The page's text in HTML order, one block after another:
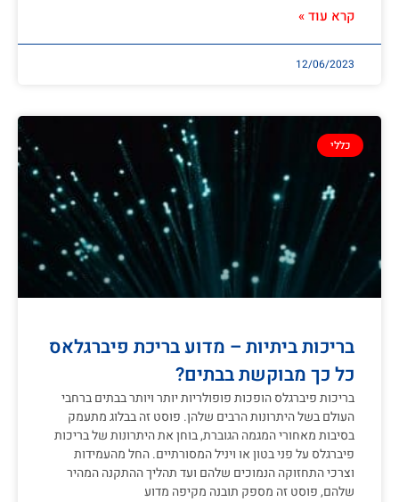
קרא עוד »
12/06/2023
כללי
בריכות ביתיות – מדוע בריכת פיברגלאס
כל כך מבוקשת בבתים?
בריכות פיברגלס הופכות פופולריות יותר ויותר בבתים ברחבי
העולם בשל היתרונות הרבים שלהן. פוסט זה בבלוג מתעמק
בסיבות מאחורי המגמה הגוברת, בוחן את היתרונות של בריכות
פיברגלס על פני בטון או ויניל המסורתיים. החל מהעמידות
וצרכי התחזוקה הנמוכים שלהם ועד תהליך ההתקנה המהיר
שלהם, פוסט זה מספק תובנה מקיפה מדוע